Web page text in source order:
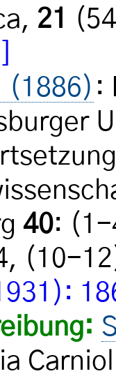
21
(1886) :
40:
(10-